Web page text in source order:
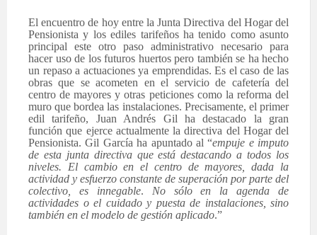
El encuentro de hoy entre la Junta Directiva del Hogar del
Pensionista y los ediles tarifeños ha tenido como asunto
principal este otro paso administrativo necesario para
hacer uso de los futuros huertos pero también se ha hecho
un repaso a actuaciones ya emprendidas. Es el caso de las
obras que se acometen en el servicio de cafetería del
centro de mayores y otras peticiones como la reforma del
muro que bordea las instalaciones. Precisamente, el primer
edil tarifeño, Juan Andrés Gil ha destacado la gran
función que ejerce actualmente la directiva del Hogar del
Pensionista. Gil García ha apuntado al “empuje e imputo
de esta junta directiva que está destacando a todos los
niveles. El cambio en el centro de mayores, dada la
actividad y esfuerzo constante de superación por parte del
colectivo, es innegable. No sólo en la agenda de
actividades o el cuidado y puesta de instalaciones, sino
también en el modelo de gestión aplicado.”